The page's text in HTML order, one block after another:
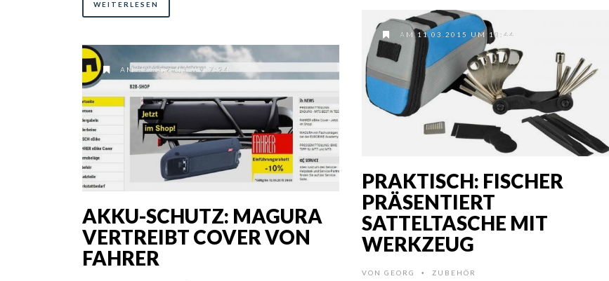
WEITERLESEN
AM 11.03.2015 UM 18:44
PRAKTISCH: FISCHER
PRÄSENTIERT
SATTELTASCHE MIT
WERKZEUG
VON GEORG • ZUBEHÖR
AM 07.03.2015 UM 7:24
AKKU-SCHUTZ: MAGURA
VERTREIBT COVER VON
FAHRER